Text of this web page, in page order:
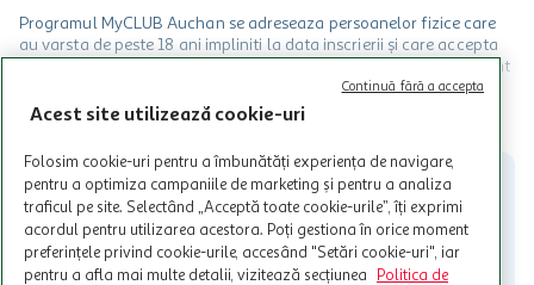
Programul MyCLUB Auchan se adreseaza persoanelor fizice care
au varsta de peste 18 ani impliniti la data inscrierii și care accepta
Termenele și Condițiile Programului. Ofertele MyCLUB Auchan sunt
valabile in limita stocurilor disponibile. Beneficiile se acorda in
limita a 12 unitati / card client o singura data in perioada promotiei.
participante și pentru acțiuni promotionale indicate de Auchan si
nu poate fi utilizat in legatura cu alti comercianți sau pentru alte
activitati in afara celor mentionate in Termene si Conditii. Auchan
nu raspunde pentru imposibilitatea utilizarii Cardului in perioada in
care aceste este suspendat sau in perioada in care sunt efectuate
intretineri sau reparatii tehnice la sistemul de utilizarea al Cardului.
CITESTE MAI MULT
Acest site utilizează cookie-uri
Folosim cookie-uri pentru a îmbunătăți experiența de navigare,
pentru a optimiza campaniile de marketing și pentru a analiza
traficul pe site. Selectând „Acceptă toate cookie-urile”, îți exprimi
acordul pentru utilizarea acestora. Poți gestiona în orice moment
preferințele privind cookie-urile, accesând "Setări cookie-uri", iar
pentru a afla mai multe detalii, vizitează secțiunea
Politica de
Continuă fără a accepta